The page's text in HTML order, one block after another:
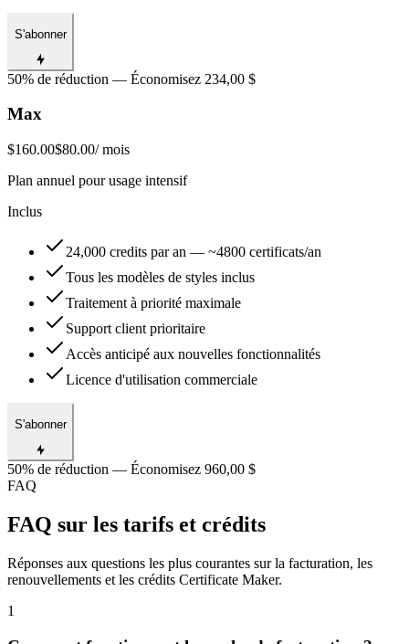
S'abonner
50% de réduction — Économisez 234,00 $
Max
$160.00$80.00/ mois
Plan annuel pour usage intensif
Inclus
24,000 credits par an — ~4800 certificats/an
Tous les modèles de styles inclus
Traitement à priorité maximale
Support client prioritaire
Accès anticipé aux nouvelles fonctionnalités
Licence d'utilisation commerciale
S'abonner
50% de réduction — Économisez 960,00 $
FAQ
FAQ sur les tarifs et crédits
Réponses aux questions les plus courantes sur la facturation, les
renouvellements et les crédits Certificate Maker.
1